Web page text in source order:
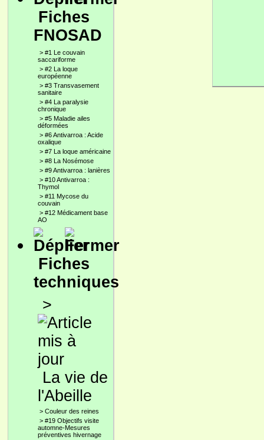
Fiches
FNOSAD
> #1 Le couvain
saccariforme
> #2 La loque
européenne
> #3 Transvasement
sanitaire
> #4 La paralysie
chronique
> #5 Maladie ailes
déformées
> #6 Antivarroa : Acide
oxalique
> #7 La loque américaine
> #8 La Nosémose
> #9 Antivarroa : lanières
> #10 Antivarroa :
Thymol
> #11 Mycose du
couvain
> #12 Médicament base
AO
Fiches
techniques
>
La vie de
l'Abeille
> Couleur des reines
> #19 Objectifs visite
automne-Mesures
préventives hivernage